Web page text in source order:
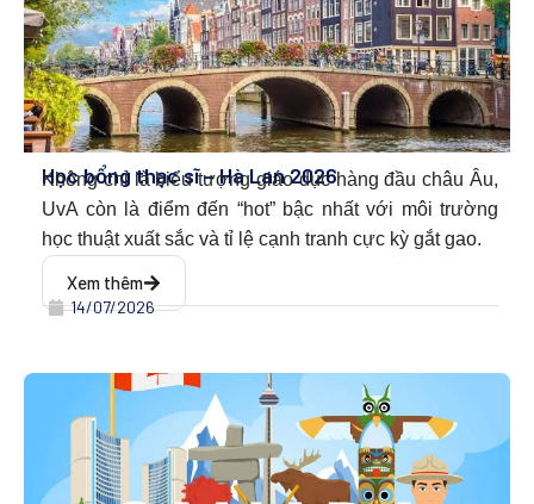
Học bổng thạc sĩ – Hà Lan 2026
Không chỉ là biểu tượng giáo dục hàng đầu châu Âu,
UvA còn là điểm đến “hot” bậc nhất với môi trường
học thuật xuất sắc và tỉ lệ cạnh tranh cực kỳ gắt gao.
Xem thêm
14/07/2026